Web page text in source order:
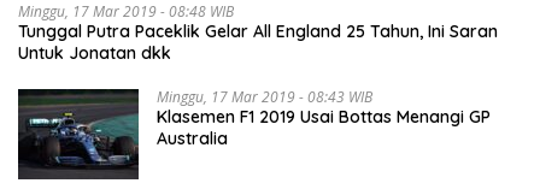
Minggu, 17 Mar 2019 - 08:48 WIB
Tunggal Putra Paceklik Gelar All England 25 Tahun, Ini Saran
Untuk Jonatan dkk
Minggu, 17 Mar 2019 - 08:43 WIB
Klasemen F1 2019 Usai Bottas Menangi GP
Australia